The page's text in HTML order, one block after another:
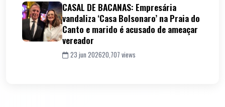
CASAL DE BACANAS: Empresária
vandaliza ‘Casa Bolsonaro’ na Praia do
Canto e marido é acusado de ameaçar
vereador
23 jun 202620,707 views